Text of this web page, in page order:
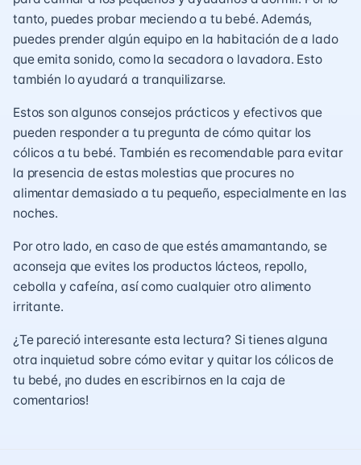
tanto, puedes probar meciendo a tu bebé. Además,
puedes prender algún equipo en la habitación de a lado
que emita sonido, como la secadora o lavadora. Esto
también lo ayudará a tranquilizarse.
Estos son algunos consejos prácticos y efectivos que
pueden responder a tu pregunta de cómo quitar los
cólicos a tu bebé. También es recomendable para evitar
la presencia de estas molestias que procures no
alimentar demasiado a tu pequeño, especialmente en las
noches.
Por otro lado, en caso de que estés amamantando, se
aconseja que evites los productos lácteos, repollo,
cebolla y cafeína, así como cualquier otro alimento
irritante.
¿Te pareció interesante esta lectura? Si tienes alguna
otra inquietud sobre cómo evitar y quitar los cólicos de
tu bebé, ¡no dudes en escribirnos en la caja de
comentarios!